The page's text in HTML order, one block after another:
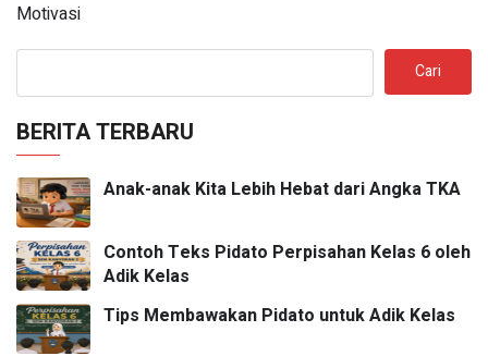
Motivasi
Cari
BERITA TERBARU
Anak-anak Kita Lebih Hebat dari Angka TKA
Contoh Teks Pidato Perpisahan Kelas 6 oleh
Adik Kelas
Tips Membawakan Pidato untuk Adik Kelas